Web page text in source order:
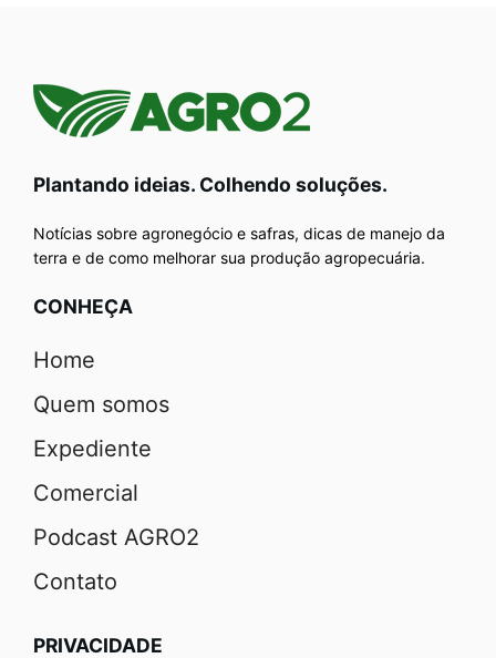
Plantando ideias. Colhendo soluções.
Notícias sobre agronegócio e safras, dicas de manejo da
terra e de como melhorar sua produção agropecuária.
CONHEÇA
Home
Quem somos
Expediente
Comercial
Podcast AGRO2
Contato
PRIVACIDADE